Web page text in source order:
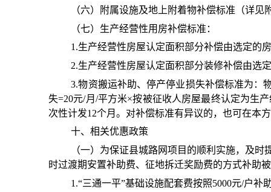
（六）附属设施及地上附着物补偿标准（详见
（七）生产经营性用房补偿标准：
1.生产经营性房屋认定面积部分补偿由选定的
2.生产经营性房屋认定面积部分装修补偿由选
3.物资搬运补助、停产停业损失补偿标准为：
失=20元/月/平方米×按被征收人房屋最终认定为生
次性计发12个月。对补偿标准有异议的，也可在本
十、相关优惠政策
（一）为保证县城路网项目的顺利实施，及
时过渡期安置补助费、征地拆迁奖励费的方式补助
1.“三通一平”基础设施配套费按照5000元/户补